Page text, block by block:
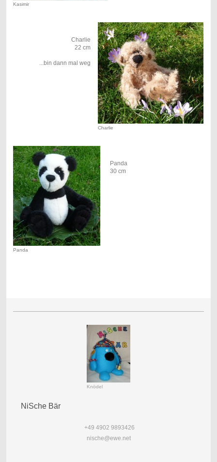
Kasimir
Charlie
Charlie
22 cm
...bin dann mal weg
Panda
Panda
30 cm
Knödel
NiSche Bär
+49 4902 9893426
nische@ewe.net